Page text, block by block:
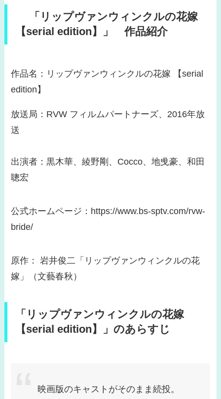
「リップヴァンウィンクルの花嫁
【serial edition】」 作品紹介
作品名：リップヴァンウィンクルの花嫁 【serial
edition】
放送局：RVW フィルムパートナーズ、2016年放
送
出演者：黒木華、綾野剛、Cocco、地曵豪、和田
聰宏
公式ホームページ：https://www.bs-sptv.com/rvw-
bride/
原作： 岩井俊二「リップヴァンウィンクルの花
嫁」（文藝春秋）
「リップヴァンウィンクルの花嫁
【serial edition】」のあらすじ
映画版のキャストがそのまま続投。